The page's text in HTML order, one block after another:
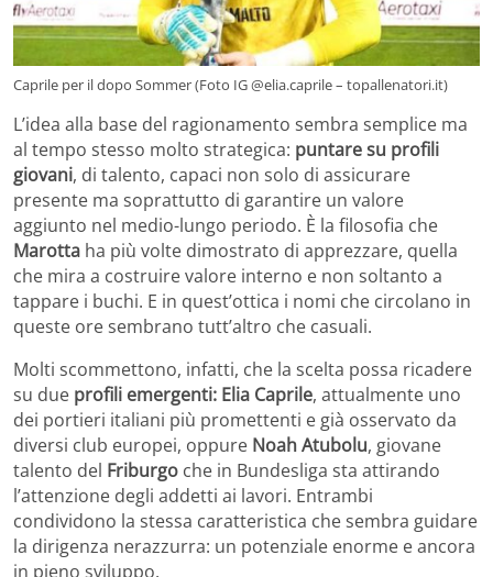
Caprile per il dopo Sommer (Foto IG @elia.caprile – topallenatori.it)
L’idea alla base del ragionamento sembra semplice ma
al tempo stesso molto strategica: puntare su profili
giovani, di talento, capaci non solo di assicurare
presente ma soprattutto di garantire un valore
aggiunto nel medio-lungo periodo. È la filosofia che
Marotta ha più volte dimostrato di apprezzare, quella
che mira a costruire valore interno e non soltanto a
tappare i buchi. E in quest’ottica i nomi che circolano in
queste ore sembrano tutt’altro che casuali.
Molti scommettono, infatti, che la scelta possa ricadere
su due profili emergenti: Elia Caprile, attualmente uno
dei portieri italiani più promettenti e già osservato da
diversi club europei, oppure Noah Atubolu, giovane
talento del Friburgo che in Bundesliga sta attirando
l’attenzione degli addetti ai lavori. Entrambi
condividono la stessa caratteristica che sembra guidare
la dirigenza nerazzurra: un potenziale enorme e ancora
in pieno sviluppo.